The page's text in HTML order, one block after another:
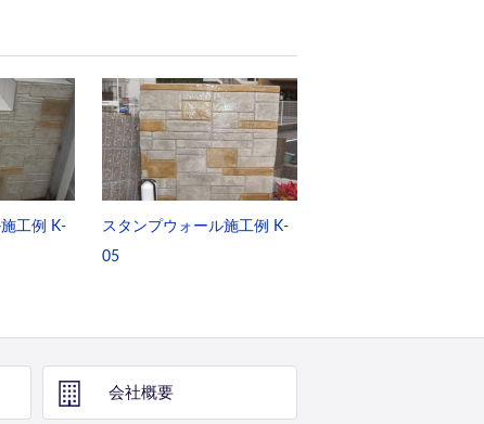
工例 K-
スタンプウォール施工例 K-
05
会社概要